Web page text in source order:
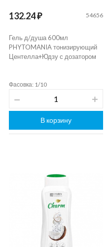
132.24 ₽ 54656
Гель д/душа 600мл
PHYTOMANIA тонизирующий
Центелла+Юдзу с дозатором
Фасовка: 1/10
В корзину